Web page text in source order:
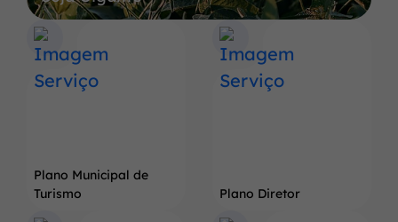
a
Terra
do
Pé
Gigante
Plano Municipal de
Turismo
Plano Diretor